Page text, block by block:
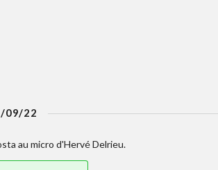
09/22
au micro d'Hervé Delrieu.